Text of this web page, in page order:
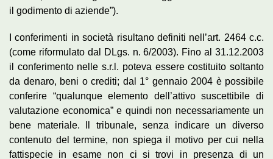
il godimento di aziende”).
I conferimenti in società risultano definiti nell’art. 2464 c.c.
(come riformulato dal DLgs. n. 6/2003). Fino al 31.12.2003
il conferimento nelle s.r.l. poteva essere costituito soltanto
da denaro, beni o crediti; dal 1° gennaio 2004 è possibile
conferire “qualunque elemento dell’attivo suscettibile di
valutazione economica” e quindi non necessariamente un
bene materiale. Il tribunale, senza indicare un diverso
contenuto del termine, non spiega il motivo per cui nella
fattispecie in esame non ci si trovi in presenza di un